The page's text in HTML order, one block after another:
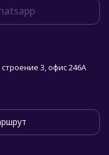
3, офис 246А